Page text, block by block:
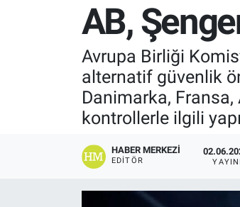
AB,
Avrupa Birliği
alternatif güvenlik
Danimarka, Fransa,
kontrollerle ilgili
HABER MERKEZI
EDITÖR
Ekonomi
Magazin
Astroloji
İstanbul Namaz Vakitleri
Trafik Durumu
Süper Lig Puan Durumu ve Fikstür
Tüm Manşetler
Son Dakika Haberleri
Haber Arşivi